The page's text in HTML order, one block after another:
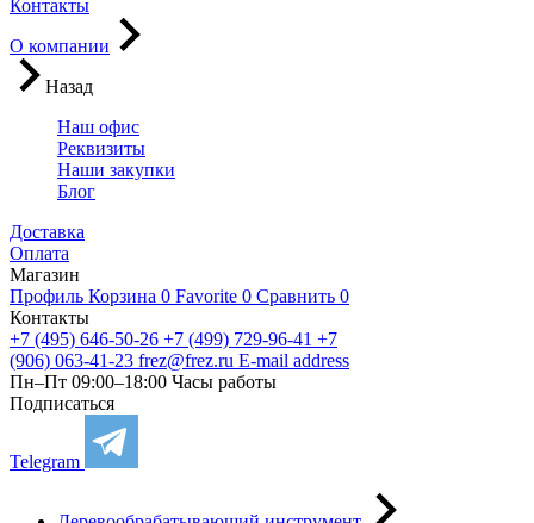
Контакты
О компании
Назад
Наш офис
Реквизиты
Наши закупки
Блог
Доставка
Оплата
Магазин
Профиль Корзина 0 Favorite 0 Сравнить 0
Контакты
+7 (495) 646-50-26 +7 (499) 729-96-41 +7
(906) 063-41-23 frez@frez.ru E-mail address
Пн–Пт 09:00–18:00 Часы работы
Подписаться
Telegram